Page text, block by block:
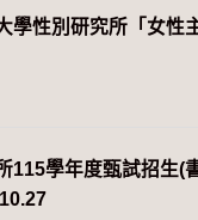
學性別研究所「女性
115學年度甄試招生(